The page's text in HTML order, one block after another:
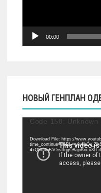
00:00
НОВЫЙ ГЕНПЛАН
Видеоплеер
Code 150: Unknown
Download File: https://